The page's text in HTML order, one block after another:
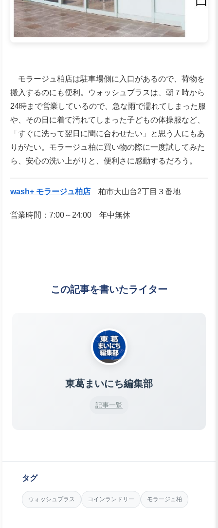
モラージュ柏店は駐車場側に入口があるので、荷物を
搬入するのにも便利。ウォッシュプラスは、朝７時から
24時まで営業しているので、急な雨で濡れてしまった服
や、その日に着て汚れてしまった子どもの体操服など、
「すぐに洗って翌日に間に合わせたい」と思う人にもあ
りがたい。モラージュ柏に買い物の際に一度試してみた
ら、安心の洗い上がりと、便利さに感動するだろう。
wash+ モラージュ柏店 柏市大山台2丁目３番地
営業時間：7:00～24:00 年中無休
この記事を書いたライター
東葛まいにち編集部
記事一覧
タグ
ウォッシュプラス コインランドリー モラージュ柏